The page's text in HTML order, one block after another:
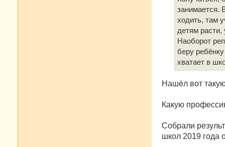
занимается.
ходить, там
детям
Наоборот
беру
хватает в
Нашёл вот
Какую
Собрали
школ 2019 года